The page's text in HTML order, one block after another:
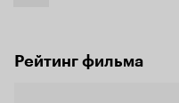
Рейтинг фильма